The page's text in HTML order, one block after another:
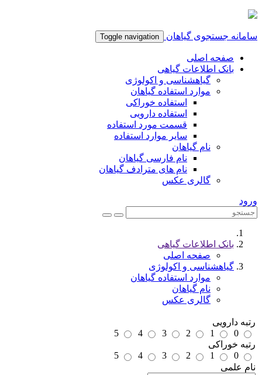
سامانه جستجوی گیاهان Toggle navigation
صفحه اصلی
بانک اطلاعات گیاهی
گیاهشناسی و اکولوژی
موارد استفاده گیاهان
استفاده خوراکی
استفاده دارویی
قسمت مورد استفاده
سایر موارد استفاده
نام گیاهان
نام فارسی گیاهان
نام های مترادف گیاهان
گالری عکس
ورود
بانک اطلاعات گیاهی
صفحه اصلی
گیاهشناسی و اکولوژی
موارد استفاده گیاهان
نام گیاهان
گالری عکس
رتبه دارویی
رتبه خوراکی
نام علمی